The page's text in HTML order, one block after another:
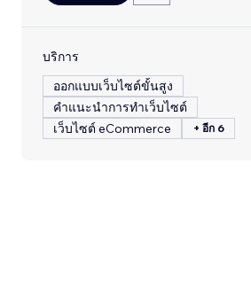
บริการ
ออกแบบเว็บไซต์ขั้นสูง
คำแนะนำการทำเว็บไซต์
เว็บไซต์ eCommerce
+ อีก 6